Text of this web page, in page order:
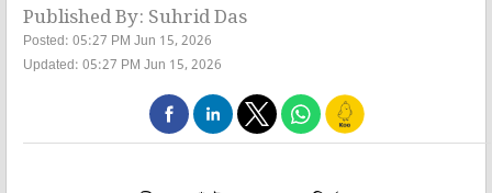
Published By: Suhrid Das
Posted: 05:27 PM Jun 15, 2026
Updated: 05:27 PM Jun 15, 2026